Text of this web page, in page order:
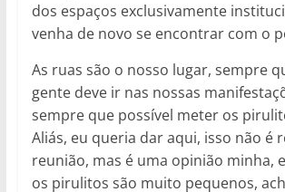
dos espaços exclusivamente
venha de novo se encontrar com o
As ruas são o nosso lugar, sempre
gente deve ir nas nossas
sempre que possível meter os
Aliás, eu queria dar aqui, isso não é
reunião, mas é uma opinião minha,
os pirulitos são muito pequenos,